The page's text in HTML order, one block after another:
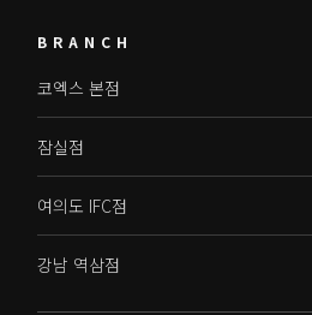
BRANCH
코엑스 본점
잠실점
여의도 IFC점
강남 역삼점